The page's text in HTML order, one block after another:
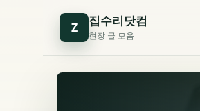
Z 집수리닷컴
현장 글 모음